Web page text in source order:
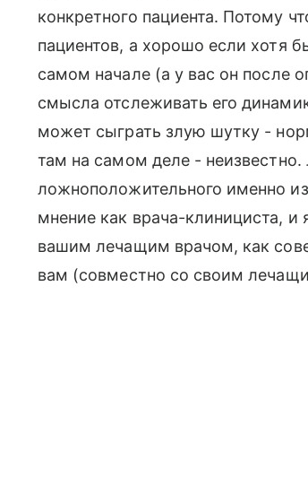
конкретного пациента. Потому
пациентов, а хорошо если хотя
самом начале (а у вас он после
смысла отслеживать его
может сыграть злую шутку -
там на самом деле - неизвестно.
ложноположительного именно
мнение как врача-клинициста,
вашим лечащим врачом, как
вам (совместно со своим